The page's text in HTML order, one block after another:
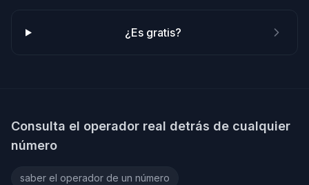
¿Es gratis?
Consulta el operador real detrás de cualquier
número
saber el operador de un número